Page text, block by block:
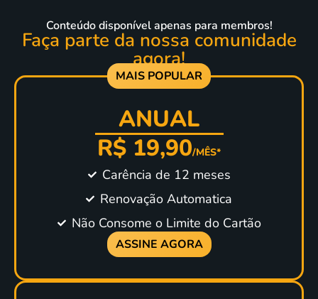
Ministrações
Clássicos
Conteúdo disponível apenas para membros!
Faça parte da nossa comunidade
agora!
MAIS POPULAR
ANUAL
R$ 19,90/MÊS*
Carência de 12 meses
Renovação Automatica
Não Consome o Limite do Cartão
ASSINE AGORA